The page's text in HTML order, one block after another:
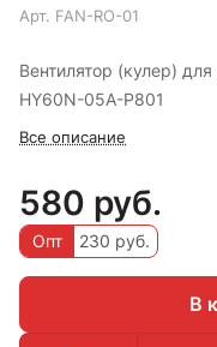
Арт. FAN-RO-01
Вентилятор (кулер)
HY60N-05A-P801
Все описание
580 руб.
Опт 230 руб.
В